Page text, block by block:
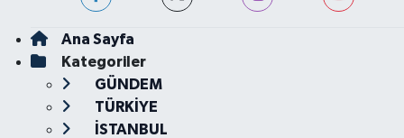
Ana Sayfa
Kategoriler
GÜNDEM
TÜRKİYE
İSTANBUL